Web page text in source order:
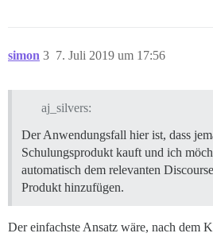
simon 7. Juli 2019 um 17:56
3
aj_silvers:
Der Anwendungsfall hier ist, dass
Schulungsprodukt kauft und ich
automatisch dem relevanten
Produkt hinzufügen.
Der einfachste Ansatz wäre, nach dem